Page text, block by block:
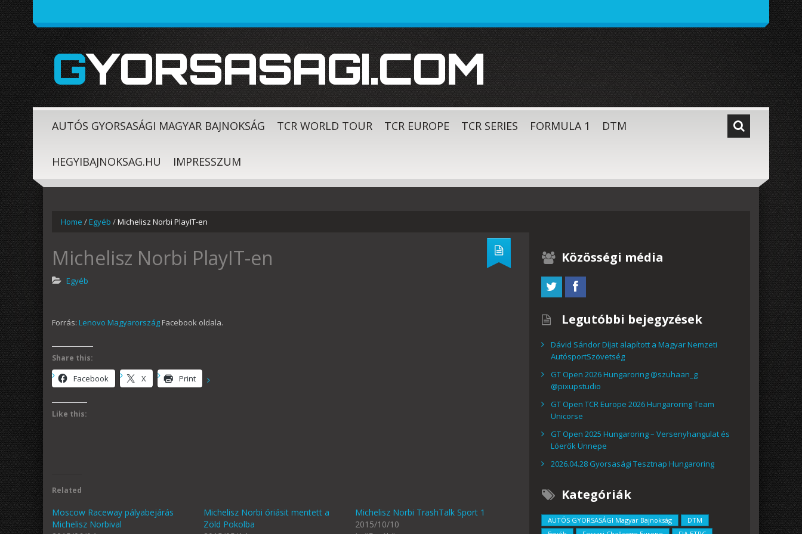
GYORSASAGI.COM
AUTÓS GYORSASÁGI MAGYAR BAJNOKSÁG TCR WORLD TOUR TCR EUROPE TCR SERIES FORMULA 1 DTM
HEGYIBAJNOKSAG.HU IMPRESSZUM
Home /Egyéb /Michelisz Norbi PlayIT-en
Michelisz Norbi PlayIT-en
Egyéb
Forrás: Lenovo Magyarország Facebook oldala.
Share this:
Facebook X Print
Like this:
Related
Moscow Raceway pályabejárás
Michelisz Norbival
Michelisz Norbi óriásit mentett a
Zöld Pokolba
Michelisz Norbi TrashTalk Sport 1
2015/10/10
Közösségi média
Legutóbbi bejegyzések
Dávid Sándor Díjat alapított a Magyar Nemzeti
AutósportSzövetség
GT Open 2026 Hungaroring @szuhaan_g
@pixupstudio
GT Open TCR Europe 2026 Hungaroring Team
Unicorse
GT Open 2025 Hungaroring – Versenyhangulat és
Lóerők Ünnepe
2026.04.28 Gyorsasági Tesztnap Hungaroring
Kategóriák
AUTÓS GYORSASÁGI Magyar Bajnokság
DTM